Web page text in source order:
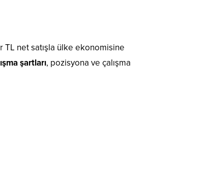
TL net satışla ülke ekonomisine
şartları, pozisyona ve çalışma